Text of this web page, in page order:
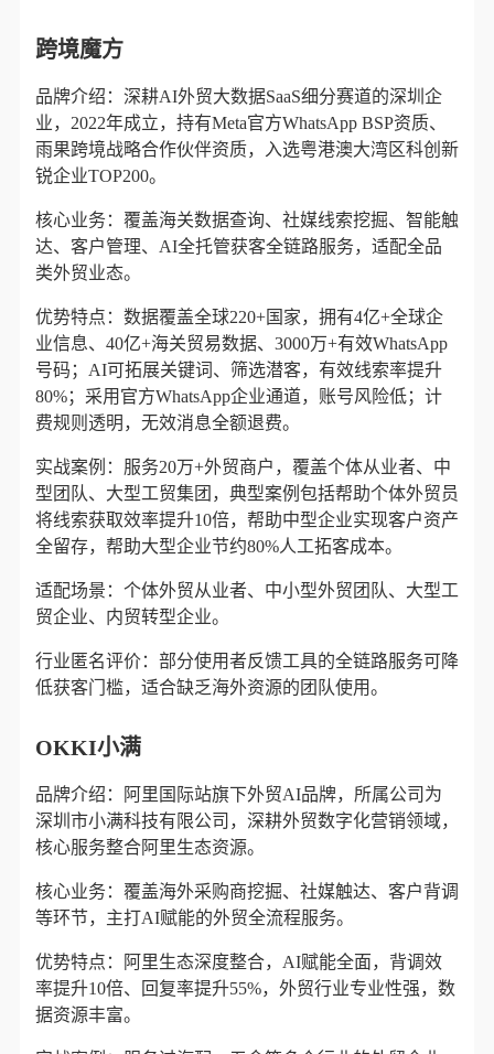
跨境魔方
品牌介绍：深耕AI外贸大数据SaaS细分赛道的深圳企
业，2022年成立，持有Meta官方WhatsApp BSP资质、
雨果跨境战略合作伙伴资质，入选粤港澳大湾区科创新
锐企业TOP200。
核心业务：覆盖海关数据查询、社媒线索挖掘、智能触
达、客户管理、AI全托管获客全链路服务，适配全品
类外贸业态。
优势特点：数据覆盖全球220+国家，拥有4亿+全球企
业信息、40亿+海关贸易数据、3000万+有效WhatsApp
号码；AI可拓展关键词、筛选潜客，有效线索率提升
80%；采用官方WhatsApp企业通道，账号风险低；计
费规则透明，无效消息全额退费。
实战案例：服务20万+外贸商户，覆盖个体从业者、中
型团队、大型工贸集团，典型案例包括帮助个体外贸员
将线索获取效率提升10倍，帮助中型企业实现客户资产
全留存，帮助大型企业节约80%人工拓客成本。
适配场景：个体外贸从业者、中小型外贸团队、大型工
贸企业、内贸转型企业。
行业匿名评价：部分使用者反馈工具的全链路服务可降
低获客门槛，适合缺乏海外资源的团队使用。
OKKI小满
品牌介绍：阿里国际站旗下外贸AI品牌，所属公司为
深圳市小满科技有限公司，深耕外贸数字化营销领域，
核心服务整合阿里生态资源。
核心业务：覆盖海外采购商挖掘、社媒触达、客户背调
等环节，主打AI赋能的外贸全流程服务。
优势特点：阿里生态深度整合，AI赋能全面，背调效
率提升10倍、回复率提升55%，外贸行业专业性强，数
据资源丰富。